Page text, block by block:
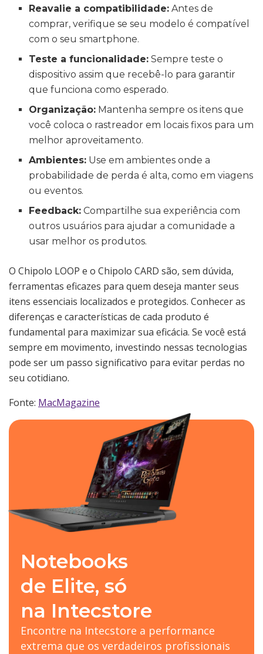
Reavalie a compatibilidade: Antes de
comprar, verifique se seu modelo é compatível
com o seu smartphone.
Teste a funcionalidade: Sempre teste o
dispositivo assim que recebê-lo para garantir
que funciona como esperado.
Organização: Mantenha sempre os itens que
você coloca o rastreador em locais fixos para um
melhor aproveitamento.
Ambientes: Use em ambientes onde a
probabilidade de perda é alta, como em viagens
ou eventos.
Feedback: Compartilhe sua experiência com
outros usuários para ajudar a comunidade a
usar melhor os produtos.
O Chipolo LOOP e o Chipolo CARD são, sem dúvida,
ferramentas eficazes para quem deseja manter seus
itens essenciais localizados e protegidos. Conhecer as
diferenças e características de cada produto é
fundamental para maximizar sua eficácia. Se você está
sempre em movimento, investindo nessas tecnologias
pode ser um passo significativo para evitar perdas no
seu cotidiano.
Fonte: MacMagazine
Notebooks
de Elite, só
na Intecstore
Encontre na Intecstore a performance
extrema que os verdadeiros profissionais